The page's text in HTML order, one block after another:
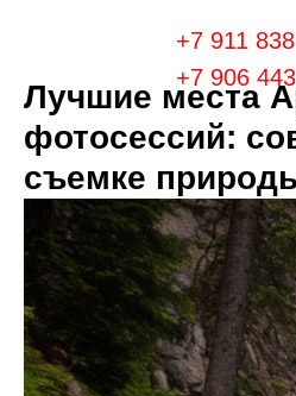
+7 911
+7 906
Лучшие места
фотосессий:
съемке